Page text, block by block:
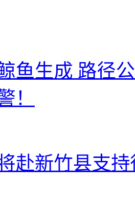
鱼生成 路径
！
赴新竹县支